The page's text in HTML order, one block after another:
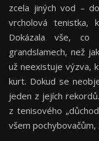
zcela jiných vod –
vrcholová tenistka,
Dokázala vše, co
grandslamech, než
už neexistuje výzva,
kurt. Dokud se
jeden z jejích
z tenisového
všem